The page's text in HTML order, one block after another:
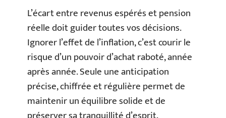
L’écart entre revenus espérés et pension
réelle doit guider toutes vos décisions.
Ignorer l’effet de l’inflation, c’est courir le
risque d’un pouvoir d’achat raboté, année
après année. Seule une anticipation
précise, chiffrée et régulière permet de
maintenir un équilibre solide et de